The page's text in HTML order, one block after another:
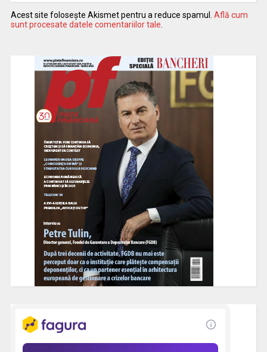
Acest site folosește Akismet pentru a reduce spamul. Află cum
sunt procesate datele comentariilor tale